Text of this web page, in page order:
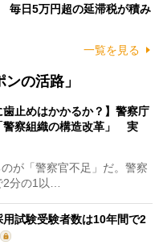
毎日5万円超の延滞税が積み
一覧を見る
の活路」
歯止めはかかるか？】警察庁
警察組織の構造改革」 実
が「警察官不足」だ。警察
分の1以…
用試験受験者数は10年間で2